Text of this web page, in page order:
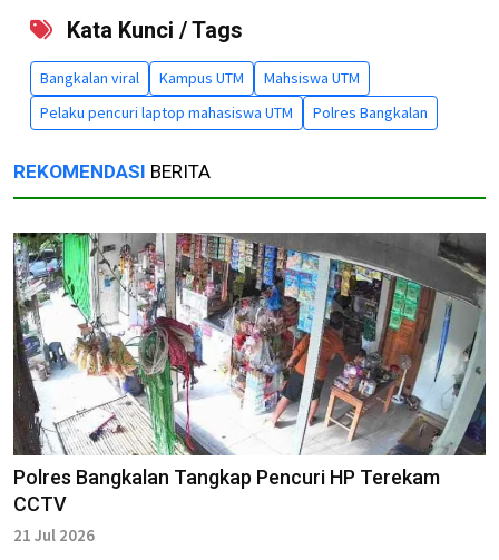
Kata Kunci / Tags
Bangkalan viral Kampus UTM
Mahsiswa UTM
Pelaku pencuri laptop mahasiswa UTM
Polres Bangkalan
REKOMENDASI BERITA
Polres Bangkalan Tangkap Pencuri HP Terekam
CCTV
21 Jul 2026